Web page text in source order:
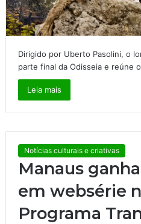
Dirigido por Uberto Pasolini, o
parte final da Odisseia e reúne
Leia mais
Notícias culturais e criativas
Manaus
em websérie
Programa